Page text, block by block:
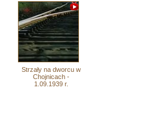
Strzały na dworcu w
Chojnicach -
1.09.1939 r.